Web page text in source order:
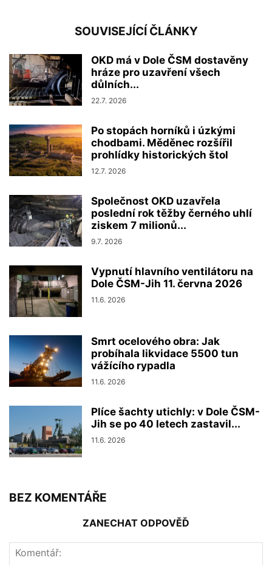
SOUVISEJÍCÍ ČLÁNKY
OKD má v Dole ČSM dostavěny
hráze pro uzavření všech
důlních...
22.7. 2026
Po stopách horníků i úzkými
chodbami. Měděnec rozšířil
prohlídky historických štol
12.7. 2026
Společnost OKD uzavřela
poslední rok těžby černého uhlí
ziskem 7 milionů...
9.7. 2026
Vypnutí hlavního ventilátoru na
Dole ČSM-Jih 11. června 2026
11.6. 2026
Smrt ocelového obra: Jak
probíhala likvidace 5500 tun
vážícího rypadla
11.6. 2026
Plíce šachty utichly: v Dole ČSM-
Jih se po 40 letech zastavil...
11.6. 2026
BEZ KOMENTÁŘE
ZANECHAT ODPOVĚĎ